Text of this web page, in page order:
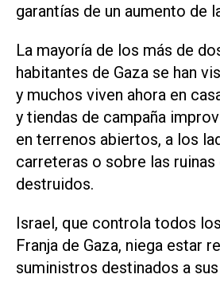
garantías de un aumento ‌de
La mayoría de los más de
habitantes de Gaza se han
y muchos viven ahora en
y tiendas ⁠de campaña
en terrenos abiertos, a los
carreteras o sobre las
destruidos.
Israel, que controla todos
Franja de Gaza, niega estar
suministros destinados a